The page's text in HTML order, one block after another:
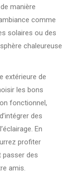
manière
comme
solaires ou des
chaleureuse
extérieure de
les bons
fonctionnel,
des
En
profiter
passer des
amis.